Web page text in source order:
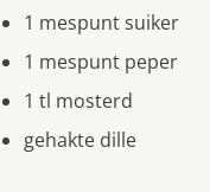
1 mespunt suiker
1 mespunt peper
1 tl mosterd
gehakte dille